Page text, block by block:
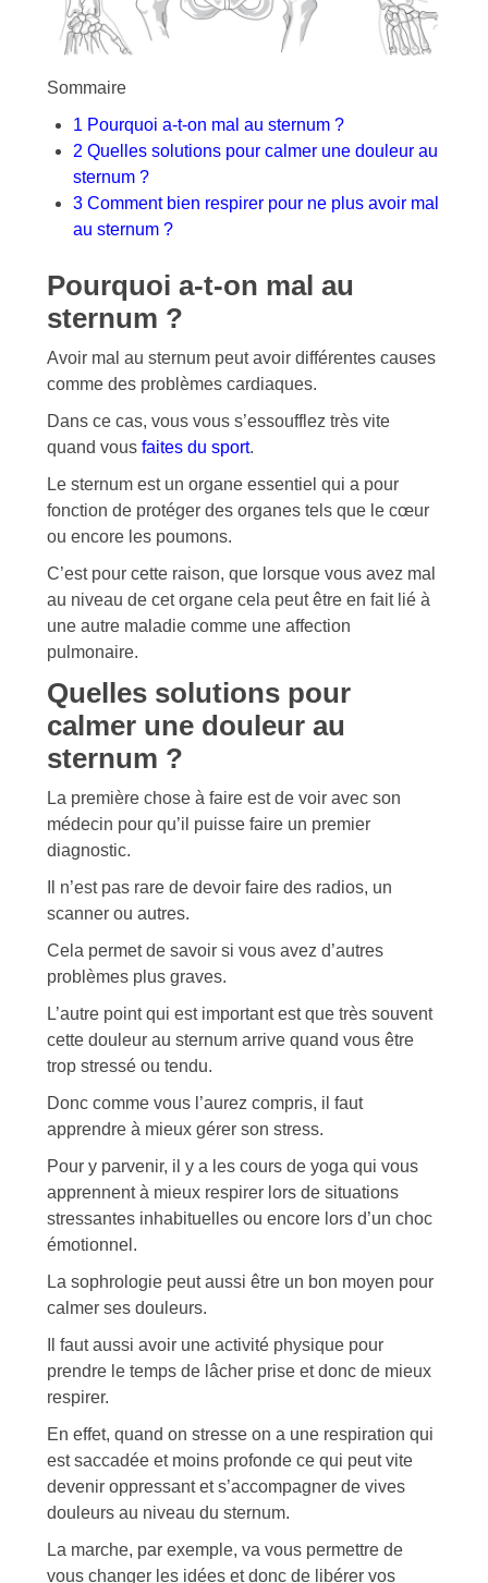
Sommaire
1 Pourquoi a-t-on mal au sternum ?
2 Quelles solutions pour calmer une douleur au
sternum ?
3 Comment bien respirer pour ne plus avoir mal
au sternum ?
Pourquoi a-t-on mal au
sternum ?
Avoir mal au sternum peut avoir différentes causes
comme des problèmes cardiaques.
Dans ce cas, vous vous s’essoufflez très vite
quand vousfaites du sport.
Le sternum est un organe essentiel qui a pour
fonction de protéger des organes tels que le cœur
ou encore les poumons.
C’est pour cette raison, que lorsque vous avez mal
au niveau de cet organe cela peut être en fait lié à
une autre maladie comme une affection
pulmonaire.
Quelles solutions pour
calmer une douleur au
sternum ?
La première chose à faire est de voir avec son
médecin pour qu’il puisse faire un premier
diagnostic.
Il n’est pas rare de devoir faire des radios, un
scanner ou autres.
Cela permet de savoir si vous avez d’autres
problèmes plus graves.
L’autre point qui est important est que très souvent
cette douleur au sternum arrive quand vous être
trop stressé ou tendu.
Donc comme vous l’aurez compris, il faut
apprendre à mieux gérer son stress.
Pour y parvenir, il y a les cours de yoga qui vous
apprennent à mieux respirer lors de situations
stressantes inhabituelles ou encore lors d’un choc
émotionnel.
La sophrologie peut aussi être un bon moyen pour
calmer ses douleurs.
Il faut aussi avoir une activité physique pour
prendre le temps de lâcher prise et donc de mieux
respirer.
En effet, quand on stresse on a une respiration qui
est saccadée et moins profonde ce qui peut vite
devenir oppressant et s’accompagner de vives
douleurs au niveau du sternum.
La marche, par exemple, va vous permettre de
vous changer les idées et donc de libérer vos